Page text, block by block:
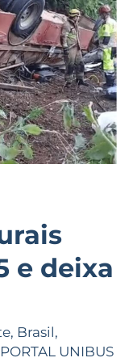
e deixa
, Brasil,
UNIBUS